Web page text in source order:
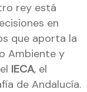
rey está
en
que aporta la
Ambiente y
IECA, el
de Andalucía.